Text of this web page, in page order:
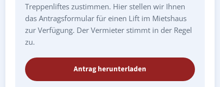
Treppenliftes zustimmen. Hier stellen wir Ihnen
das Antragsformular für einen Lift im Mietshaus
zur Verfügung. Der Vermieter stimmt in der Regel
zu.
Antrag herunterladen